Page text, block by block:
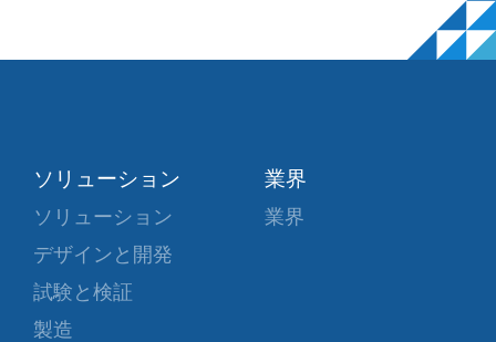
ソリューション
ソリューション
デザインと開発
試験と検証
製造
業界
業界